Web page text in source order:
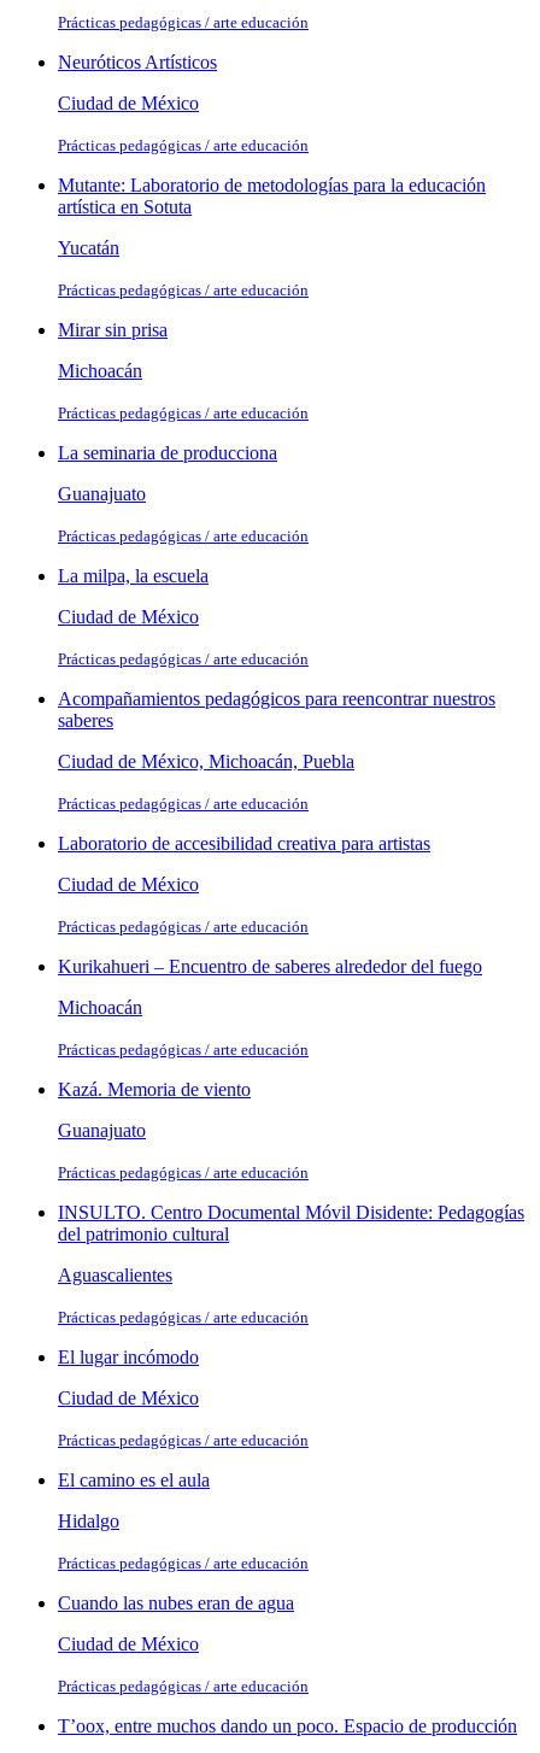
Prácticas pedagógicas / arte educación
Neuróticos Artísticos
Ciudad de México
Prácticas pedagógicas / arte educación
Mutante: Laboratorio de metodologías para la educación
artística en Sotuta
Yucatán
Prácticas pedagógicas / arte educación
Mirar sin prisa
Michoacán
Prácticas pedagógicas / arte educación
La seminaria de producciona
Guanajuato
Prácticas pedagógicas / arte educación
La milpa, la escuela
Ciudad de México
Prácticas pedagógicas / arte educación
Acompañamientos pedagógicos para reencontrar nuestros
saberes
Ciudad de México, Michoacán, Puebla
Prácticas pedagógicas / arte educación
Laboratorio de accesibilidad creativa para artistas
Ciudad de México
Prácticas pedagógicas / arte educación
Kurikahueri – Encuentro de saberes alrededor del fuego
Michoacán
Prácticas pedagógicas / arte educación
Kazá. Memoria de viento
Guanajuato
Prácticas pedagógicas / arte educación
INSULTO. Centro Documental Móvil Disidente: Pedagogías
del patrimonio cultural
Aguascalientes
Prácticas pedagógicas / arte educación
El lugar incómodo
Ciudad de México
Prácticas pedagógicas / arte educación
El camino es el aula
Hidalgo
Prácticas pedagógicas / arte educación
Cuando las nubes eran de agua
Ciudad de México
Prácticas pedagógicas / arte educación
Tʼoox, entre muchos dando un poco. Espacio de producción